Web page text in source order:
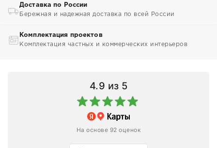
Доставка по России
Бережная и надежная доставка по всей России
Комплектация проектов
Комплектация частных и коммерческих интерьеров
4.9 из 5
На основе 92 оценок